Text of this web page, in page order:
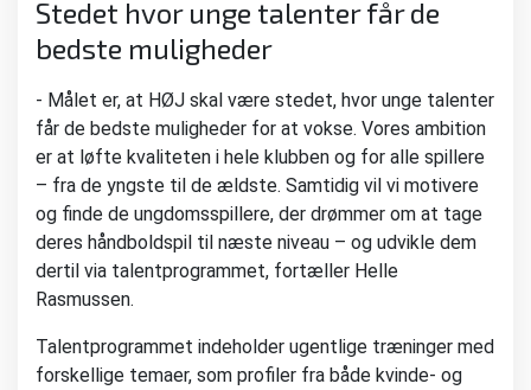
Stedet hvor unge talenter får de
bedste muligheder
- Målet er, at HØJ skal være stedet, hvor unge talenter
får de bedste muligheder for at vokse. Vores ambition
er at løfte kvaliteten i hele klubben og for alle spillere
– fra de yngste til de ældste. Samtidig vil vi motivere
og finde de ungdomsspillere, der drømmer om at tage
deres håndboldspil til næste niveau – og udvikle dem
dertil via talentprogrammet, fortæller Helle
Rasmussen.
Talentprogrammet indeholder ugentlige træninger med
forskellige temaer, som profiler fra både kvinde- og